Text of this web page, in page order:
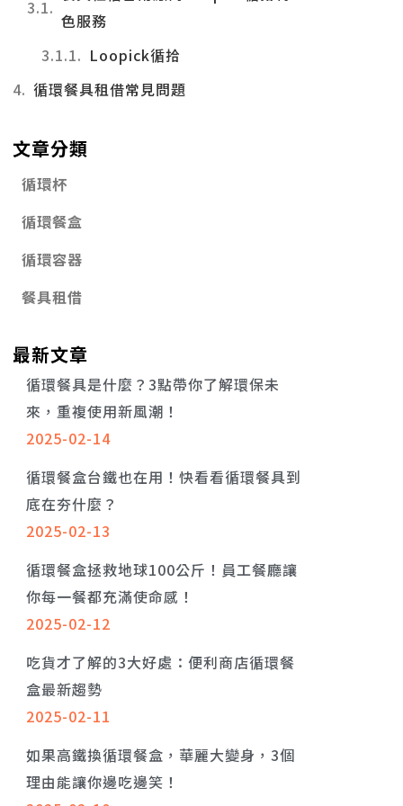
色服務
Loopick循拾
循環餐具租借常見問題
文章分類
循環杯
循環餐盒
循環容器
餐具租借
最新文章
循環餐具是什麼？3點帶你了解環保未
來，重複使用新風潮！
2025-02-14
循環餐盒台鐵也在用！快看看循環餐具到
底在夯什麼？
2025-02-13
循環餐盒拯救地球100公斤！員工餐廳讓
你每一餐都充滿使命感！
2025-02-12
吃貨才了解的3大好處：便利商店循環餐
盒最新趨勢
2025-02-11
如果高鐵換循環餐盒，華麗大變身，3個
理由能讓你邊吃邊笑！